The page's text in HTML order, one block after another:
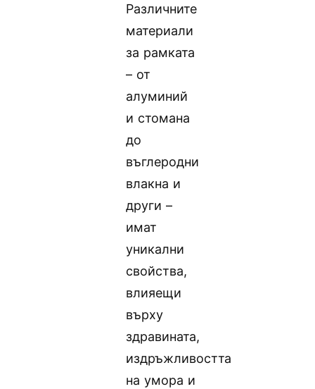
Различните
материали
за рамката
– от
алуминий
и стомана
до
въглеродни
влакна и
други –
имат
уникални
свойства,
влияещи
върху
здравината,
издръжливостта
на умора и